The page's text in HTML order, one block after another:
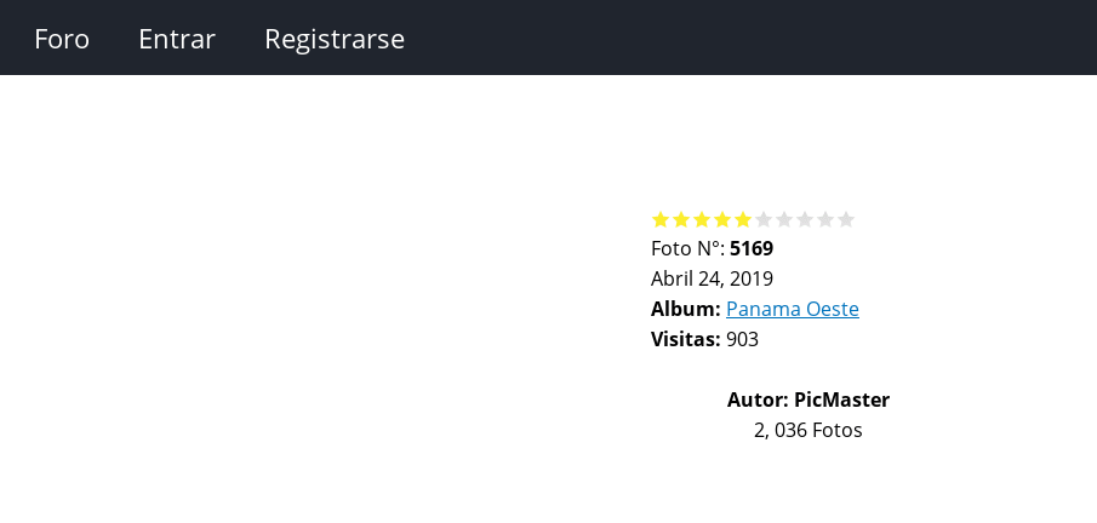
Foro Entrar Registrarse
Foto N°: 5169
Abril 24, 2019
Album: Panama Oeste
Visitas: 903
Autor: PicMaster
2, 036 Fotos